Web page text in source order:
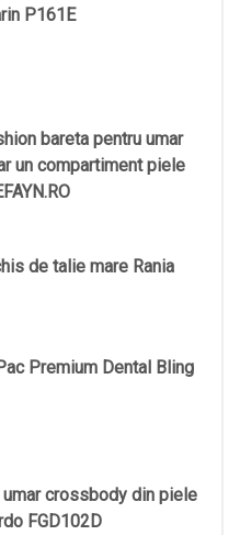
P161E
bareta pentru umar
un compartiment piele
de talie mare Rania
Premium Dental Bling
umar crossbody din piele
FGD102D